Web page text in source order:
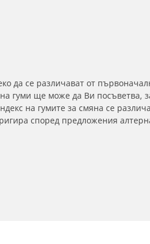
да се различават от
гуми ще може да Ви посъветва,
на гумите за смяна се
според предложения